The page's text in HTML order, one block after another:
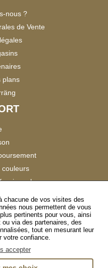
nous ?
de Vente
plans
couleurs
Clients
chacune de vos visites des
nous permettent de vous
pertinents pour vous, ainsi
via des partenaires, des
tout en mesurant leur
votre confiance.
accepter